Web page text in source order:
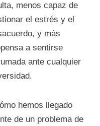
menos capaz de
el estrés y el
y más
a sentirse
ante cualquier
hemos llegado
de un problema de